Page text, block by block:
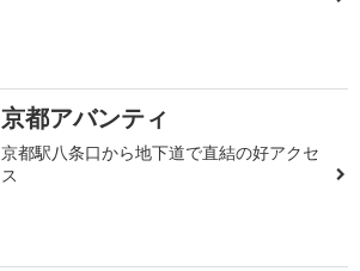
京都アバンティ
京都駅八条口から地下道で直結の好アクセ
ス